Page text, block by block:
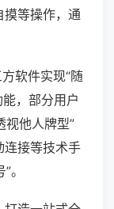
摸等操作，通
软件实现“随
能，部分用户
视他人牌型”
连接等技术手
。